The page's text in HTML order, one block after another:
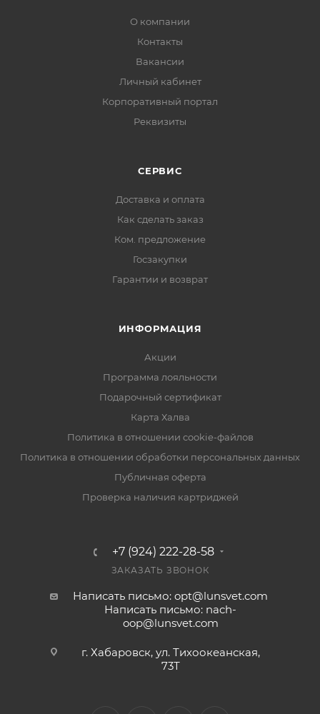
О компании
Контакты
Вакансии
Личный кабинет
Корпоративный портал
Реквизиты
СЕРВИС
Доставка и оплата
Как сделать заказ
Ком. предложение
Госзакупки
Гарантии и возврат
ИНФОРМАЦИЯ
Акции
Программа лояльности
Подарочный сертификат
Карта Халва
Политика в отношении cookie-файлов
Политика в отношении обработки персональных данных
Публичная оферта
Проверка наличия картриджей
+7 (924) 222-28-58
ЗАКАЗАТЬ ЗВОНОК
Написать письмо: opt@lunsvet.com
Написать письмо: nach-
oop@lunsvet.com
г. Хабаровск, ул. Тихоокеанская,
73Т